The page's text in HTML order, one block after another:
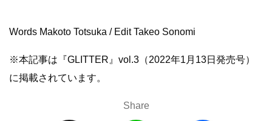
Words Makoto Totsuka / Edit Takeo Sonomi
※本記事は『GLITTER』vol.3（2022年1月13日発売号）
に掲載されています。
Share